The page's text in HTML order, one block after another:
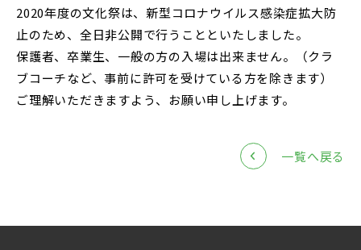
資料請求
アクセス
Instagram
2020年度の文化祭は、新型コロナウイルス感染症拡大防
止のため、全日非公開で行うことといたしました。
保護者、卒業生、一般の方の入場は出来ません。（クラ
ブコーチなど、事前に許可を受けている方を除きます）
ご理解いただきますよう、お願い申し上げます。
一覧へ戻る